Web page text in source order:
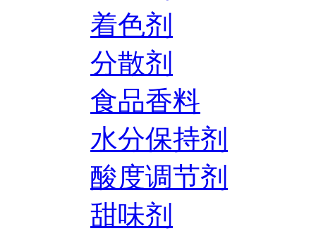
着色剂
分散剂
食品香料
水分保持剂
酸度调节剂
甜味剂